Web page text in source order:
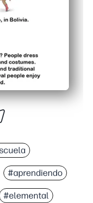
#aprendiendo
#elemental